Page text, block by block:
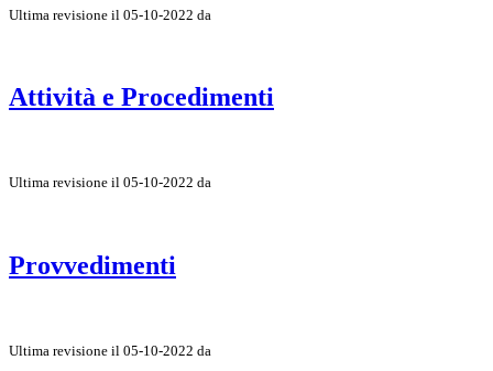
Ultima revisione il 05-10-2022 da
Attività e Procedimenti
Ultima revisione il 05-10-2022 da
Provvedimenti
Ultima revisione il 05-10-2022 da